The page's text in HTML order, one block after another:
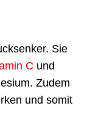
Sie
C und
Zudem
und somit